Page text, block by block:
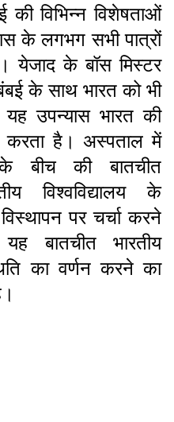
की विभिन्न विशेषताओं
के लगभग सभी पात्रों
येजाद के बॉस मिस्टर
के साथ भारत को भी
यह उपन्यास भारत की
करता है। अस्पताल में
बीच की बातचीत
विश्वविद्यालय के
पर चर्चा करने
बातचीत भारतीय
का वर्णन करने का